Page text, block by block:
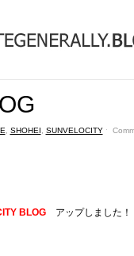
SHOHEI SUNVELOCITYˑ
BLOG アップしました！